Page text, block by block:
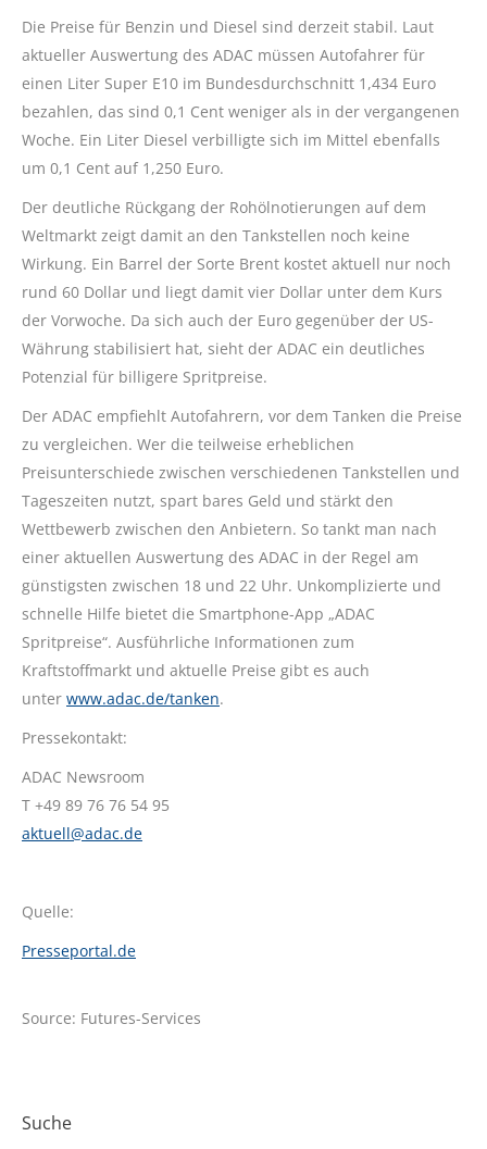
Die Preise für Benzin und Diesel sind derzeit stabil. Laut
aktueller Auswertung des ADAC müssen Autofahrer für
einen Liter Super E10 im Bundesdurchschnitt 1,434 Euro
bezahlen, das sind 0,1 Cent weniger als in der vergangenen
Woche. Ein Liter Diesel verbilligte sich im Mittel ebenfalls
um 0,1 Cent auf 1,250 Euro.
Der deutliche Rückgang der Rohölnotierungen auf dem
Weltmarkt zeigt damit an den Tankstellen noch keine
Wirkung. Ein Barrel der Sorte Brent kostet aktuell nur noch
rund 60 Dollar und liegt damit vier Dollar unter dem Kurs
der Vorwoche. Da sich auch der Euro gegenüber der US-
Währung stabilisiert hat, sieht der ADAC ein deutliches
Potenzial für billigere Spritpreise.
Der ADAC empfiehlt Autofahrern, vor dem Tanken die Preise
zu vergleichen. Wer die teilweise erheblichen
Preisunterschiede zwischen verschiedenen Tankstellen und
Tageszeiten nutzt, spart bares Geld und stärkt den
Wettbewerb zwischen den Anbietern. So tankt man nach
einer aktuellen Auswertung des ADAC in der Regel am
günstigsten zwischen 18 und 22 Uhr. Unkomplizierte und
schnelle Hilfe bietet die Smartphone-App „ADAC
Spritpreise“. Ausführliche Informationen zum
Kraftstoffmarkt und aktuelle Preise gibt es auch
unter www.adac.de/tanken.
Pressekontakt:
ADAC Newsroom
T +49 89 76 76 54 95
aktuell@adac.de
Quelle:
Presseportal.de
Source: Futures-Services
Suche